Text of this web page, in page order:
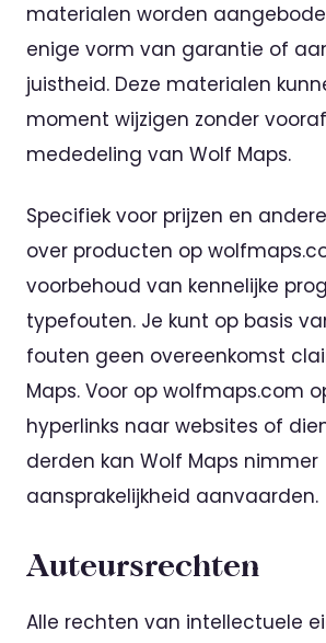
materialen worden
enige vorm van garantie of
juistheid. Deze materialen
moment wijzigen zonder
mededeling van Wolf Maps.
Specifiek voor prijzen en
over producten op
voorbehoud van kennelijke
typefouten. Je kunt op basis
fouten geen overeenkomst
Maps. Voor op wolfmaps.com
hyperlinks naar websites of
derden kan Wolf Maps nimmer
aansprakelijkheid aanvaarden.
Auteursrechten
Alle rechten van intellectuele